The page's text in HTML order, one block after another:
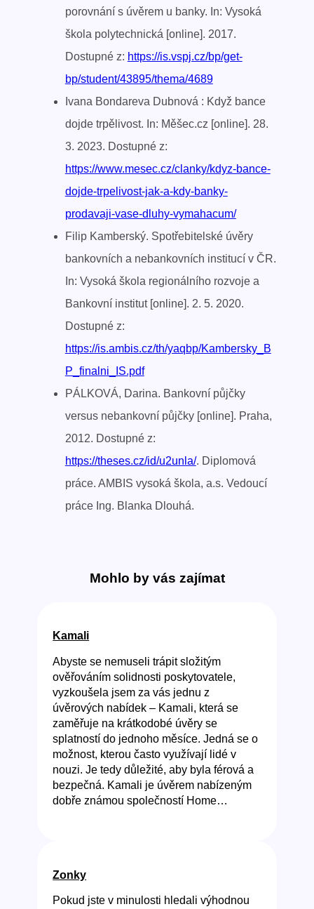
porovnání s úvěrem u banky. In: Vysoká
škola polytechnická [online]. 2017.
Dostupné z: https://is.vspj.cz/bp/get-
bp/student/43895/thema/4689
Ivana Bondareva Dubnová : Když bance
dojde trpělivost. In: Měšec.cz [online]. 28.
3. 2023. Dostupné z:
https://www.mesec.cz/clanky/kdyz-bance-
dojde-trpelivost-jak-a-kdy-banky-
prodavaji-vase-dluhy-vymahacum/
Filip Kamberský. Spotřebitelské úvěry
bankovních a nebankovních institucí v ČR.
In: Vysoká škola regionálního rozvoje a
Bankovní institut [online]. 2. 5. 2020.
Dostupné z:
https://is.ambis.cz/th/yaqbp/Kambersky_B
P_finalni_IS.pdf
PÁLKOVÁ, Darina. Bankovní půjčky
versus nebankovní půjčky [online]. Praha,
2012. Dostupné z:
https://theses.cz/id/u2unla/. Diplomová
práce. AMBIS vysoká škola, a.s. Vedoucí
práce Ing. Blanka Dlouhá.
Mohlo by vás zajímat
Kamali
Abyste se nemuseli trápit složitým
ověřováním solidnosti poskytovatele,
vyzkoušela jsem za vás jednu z
úvěrových nabídek – Kamali, která se
zaměřuje na krátkodobé úvěry se
splatností do jednoho měsíce. Jedná se o
možnost, kterou často využívají lidé v
nouzi. Je tedy důležité, aby byla férová a
bezpečná. Kamali je úvěrem nabízeným
dobře známou společností Home…
Zonky
Pokud jste v minulosti hledali výhodnou